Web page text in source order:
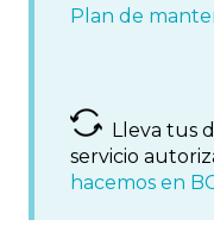
Plan de
Lleva tus
servicio
hacemos en